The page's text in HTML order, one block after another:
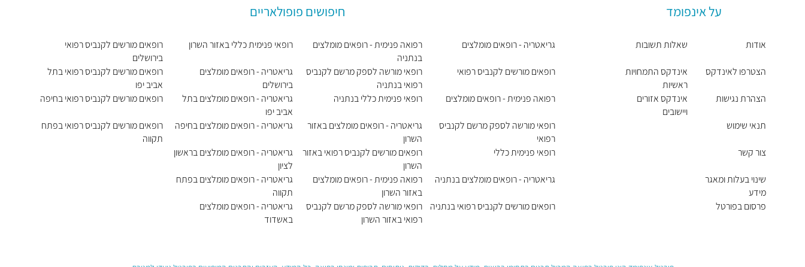
על אינפומד
אודות
הצטרפו לאינדקס
הצהרת נגישות
תנאי שימוש
צור קשר
שינוי בעלות ומאגר
מידע
פרסום בפורטל
שאלות תשובות
אינדקס התמחויות
ראשיות
אינדקס אזורים
ויישובים
חיפושים פופולאריים
גריאטריה - רופאים מומלצים
רופאים מורשים לקנביס רפואי
רפואה פנימית - רופאים מומלצים
רופאי מורשה לספק מרשם לקנביס
רפואי
רופאי פנימית כללי
גריאטריה - רופאים מומלצים בנתניה
רופאים מורשים לקנביס רפואי בנתניה
רפואה פנימית - רופאים מומלצים
בנתניה
רופאי מורשה לספק מרשם לקנביס
רפואי בנתניה
רופאי פנימית כללי בנתניה
גריאטריה - רופאים מומלצים באזור
השרון
רופאים מורשים לקנביס רפואי באזור
השרון
רפואה פנימית - רופאים מומלצים
באזור השרון
רופאי מורשה לספק מרשם לקנביס
רפואי באזור השרון
רופאי פנימית כללי באזור השרון
גריאטריה - רופאים מומלצים
בירושלים
גריאטריה - רופאים מומלצים בתל
אביב יפו
גריאטריה - רופאים מומלצים בחיפה
גריאטריה - רופאים מומלצים בראשון
לציון
גריאטריה - רופאים מומלצים בפתח
תקווה
גריאטריה - רופאים מומלצים
באשדוד
רופאים מורשים לקנביס רפואי
בירושלים
רופאים מורשים לקנביס רפואי בתל
אביב יפו
רופאים מורשים לקנביס רפואי בחיפה
רופאים מורשים לקנביס רפואי בפתח
תקווה